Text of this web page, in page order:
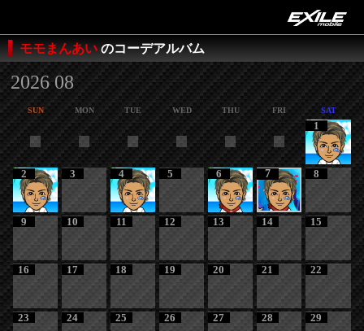
モモまんあい のコーデアルバム
2026 08
SUN MON TUE WED THU FRI SAT
1
2 3 4 5 6 7 8
9 10 11 12 13 14 15
16 17 18 19 20 21 22
23 24 25 26 27 28 29